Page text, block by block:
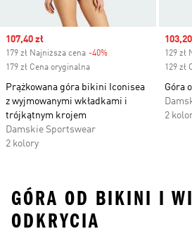
Sale price
107,40 zł
179 zł Najniższa cena -40%
179 zł Cena oryginalna
Prążkowana góra bikini Iconisea
z wyjmowanymi wkładkami i
trójkątnym krojem
Damskie Sportswear
2 kolory
Sale
129 zł
129 zł
Góra
2
GÓRA OD BIKINI I
ODKRYCIA